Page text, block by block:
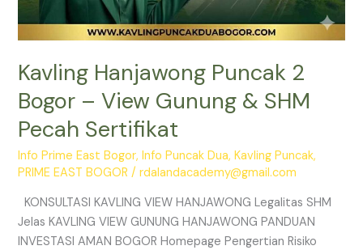
Kavling Hanjawong Puncak 2
Bogor – View Gunung & SHM
Pecah Sertifikat
Info Prime East Bogor,Info Puncak Dua,Kavling Puncak,
PRIME EAST BOGOR /rdalandacademy@gmail.com
KONSULTASI KAVLING VIEW HANJAWONG Legalitas SHM
Jelas KAVLING VIEW GUNUNG HANJAWONG PANDUAN
INVESTASI AMAN BOGOR Homepage Pengertian Risiko